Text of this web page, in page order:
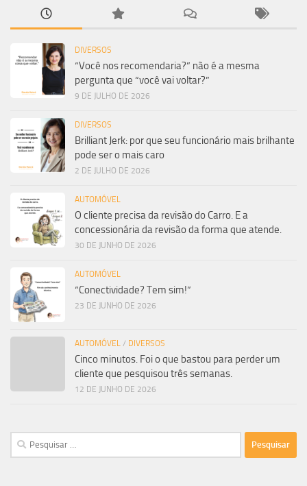
DIVERSOS
“Você nos recomendaria?” não é a mesma
pergunta que “você vai voltar?”
9 DE JULHO DE 2026
DIVERSOS
Brilliant Jerk: por que seu funcionário mais brilhante
pode ser o mais caro
2 DE JULHO DE 2026
AUTOMÓVEL
O cliente precisa da revisão do Carro. E a
concessionária da revisão da forma que atende.
30 DE JUNHO DE 2026
AUTOMÓVEL
“Conectividade? Tem sim!”
23 DE JUNHO DE 2026
AUTOMÓVEL / DIVERSOS
Cinco minutos. Foi o que bastou para perder um
cliente que pesquisou três semanas.
12 DE JUNHO DE 2026
Pesquisar
por: